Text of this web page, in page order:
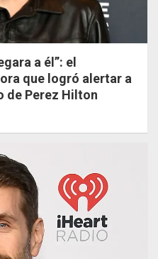
a él”: el
que logró alertar a
de Perez Hilton